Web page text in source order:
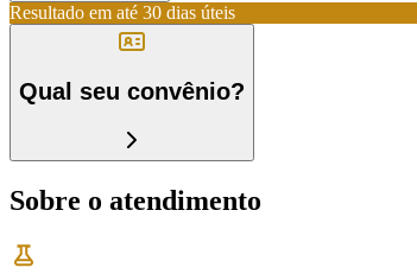
Resultado em até 30 dias úteis
Qual seu convênio?
Sobre o atendimento